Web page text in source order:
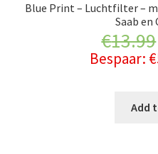
Blue Print – Luchtfilter –
Saab
€13.99
Bespaar: €
Add